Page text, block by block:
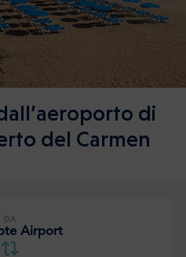
di
del Carmen
DA
Airport